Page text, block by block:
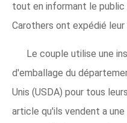
tout en informant le public
Carothers ont expédié
Le couple utilise une
d'emballage du
Unis (USDA) pour tous
article qu'ils vendent a